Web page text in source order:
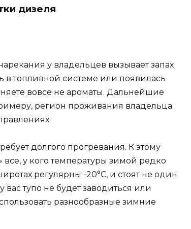
дизеля
у владельцев вызывает запах
в топливной системе или появилась
вовсе не ароматы. Дальнейшие
регион проживания владельца
долгого прогревания. К этому
у кого температуры зимой редко
регулярны -20°C, и стоят не один
вас тупо не будет заводиться или
разнообразные зимние